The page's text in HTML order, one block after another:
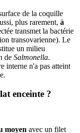
de la coquille
plus rarement, à
transmet la bactérie
transovarienne). Le
un milieu
de Salmonella.
interne n'a pas atteint
enceinte ?
moyen avec un filet